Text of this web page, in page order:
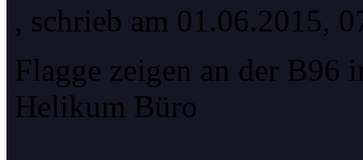
, schrieb am 01.06.2015,
Flagge zeigen an der
Helikum Büro